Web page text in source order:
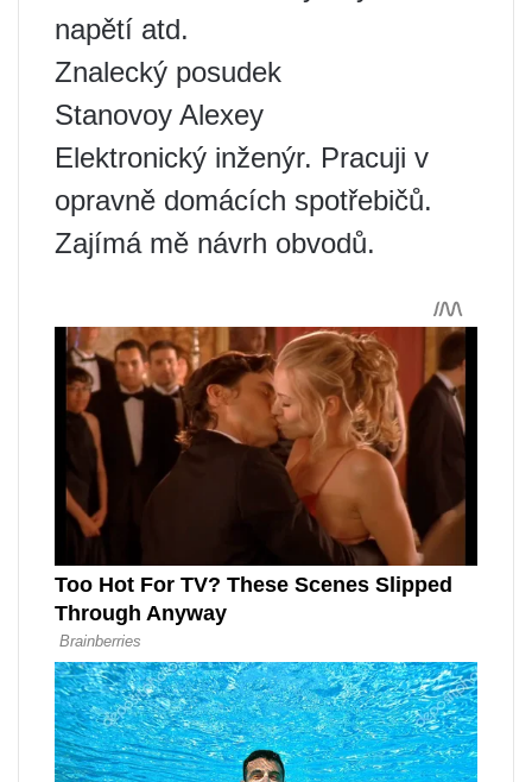
napětí atd.
Znalecký posudek
Stanovoy Alexey
Elektronický inženýr. Pracuji v
opravně domácích spotřebičů.
Zajímá mě návrh obvodů.